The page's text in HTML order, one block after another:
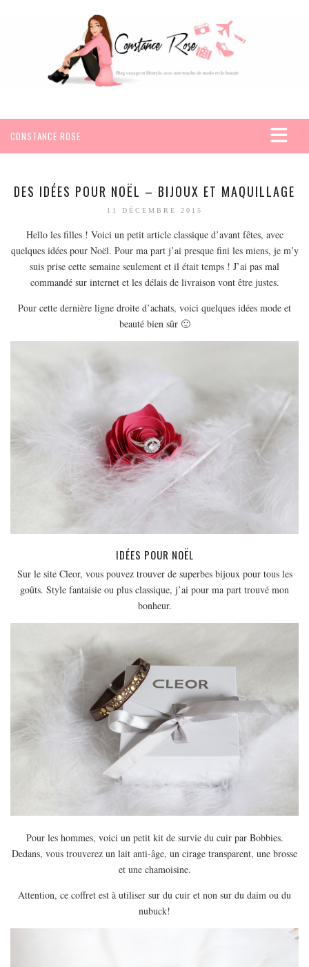
CONSTANCE ROSE
VOYAGES
SEYCHELLES
AMÉRIQUE
PAYS BAS
RÉPUBLIQUE TCHÈQUE
OCÉANIE
ARTICLES PRATIQUES
MON PROGRAMME DE YOGA EN LIGNE
MODE
LIFESTYLE
ME CONTACTER
PARUTIONS ET PARTENARIATS
DES IDÉES POUR NOËL – BIJOUX ET MAQUILLAGE
11 DÉCEMBRE 2015
Hello les filles ! Voici un petit article classique d’avant fêtes, avec
quelques idées pour Noël. Pour ma part j’ai presque fini les miens, je m’y
suis prise cette semaine seulement et il était temps ! J’ai pas mal
commandé sur internet et les délais de livraison vont être justes.
Pour cette dernière ligne droite d’achats, voici quelques idées mode et
beauté bien sûr 🙂
IDÉES POUR NOËL
Sur le site Cleor, vous pouvez trouver de superbes bijoux pour tous les
goûts. Style fantaisie ou plus classique, j’ai pour ma part trouvé mon
bonheur.
Pour les hommes, voici un petit kit de survie du cuir par Bobbies.
Dedans, vous trouverez un lait anti-âge, un cirage transparent, une brosse
et une chamoisine.
Attention, ce coffret est à utiliser sur du cuir et non sur du daim ou du
nubuck!